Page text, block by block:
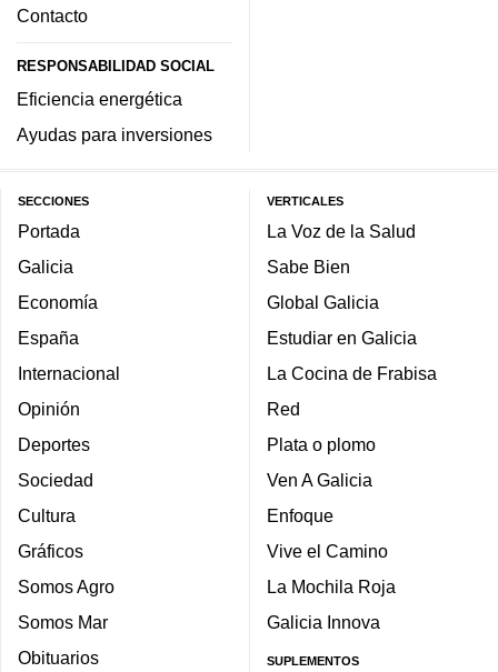
Contacto
RESPONSABILIDAD SOCIAL
Eficiencia energética
Ayudas para inversiones
SECCIONES
Portada
Galicia
Economía
España
Internacional
Opinión
Deportes
Sociedad
Cultura
Gráficos
Somos Agro
Somos Mar
Obituarios
VERTICALES
La Voz de la Salud
Sabe Bien
Global Galicia
Estudiar en Galicia
La Cocina de Frabisa
Red
Plata o plomo
Ven A Galicia
Enfoque
Vive el Camino
La Mochila Roja
Galicia Innova
SUPLEMENTOS